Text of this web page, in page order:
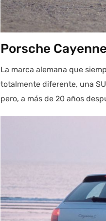
Porsche
La marca alemana que
totalmente diferente, una
pero, a más de 20 años